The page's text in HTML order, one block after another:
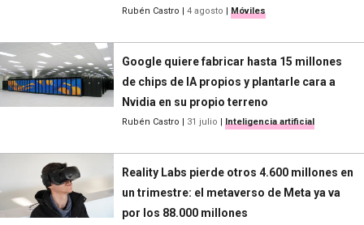
Rubén Castro 4 agosto Móviles
Google quiere fabricar hasta 15 millones
de chips de IA propios y plantarle cara a
Nvidia en su propio terreno
Rubén Castro 31 julio Inteligencia artificial
Reality Labs pierde otros 4.600 millones en
un trimestre: el metaverso de Meta ya va
por los 88.000 millones